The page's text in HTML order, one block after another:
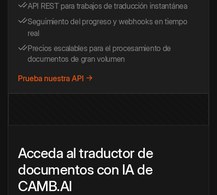
API REST para trabajos de traducción instantánea
Seguimiento del progreso y webhooks en tiempo
real
Precios escalables para el procesamiento de
documentos de gran volumen
Prueba nuestra API →
Acceda al traductor de
documentos con IA de
CAMB.AI